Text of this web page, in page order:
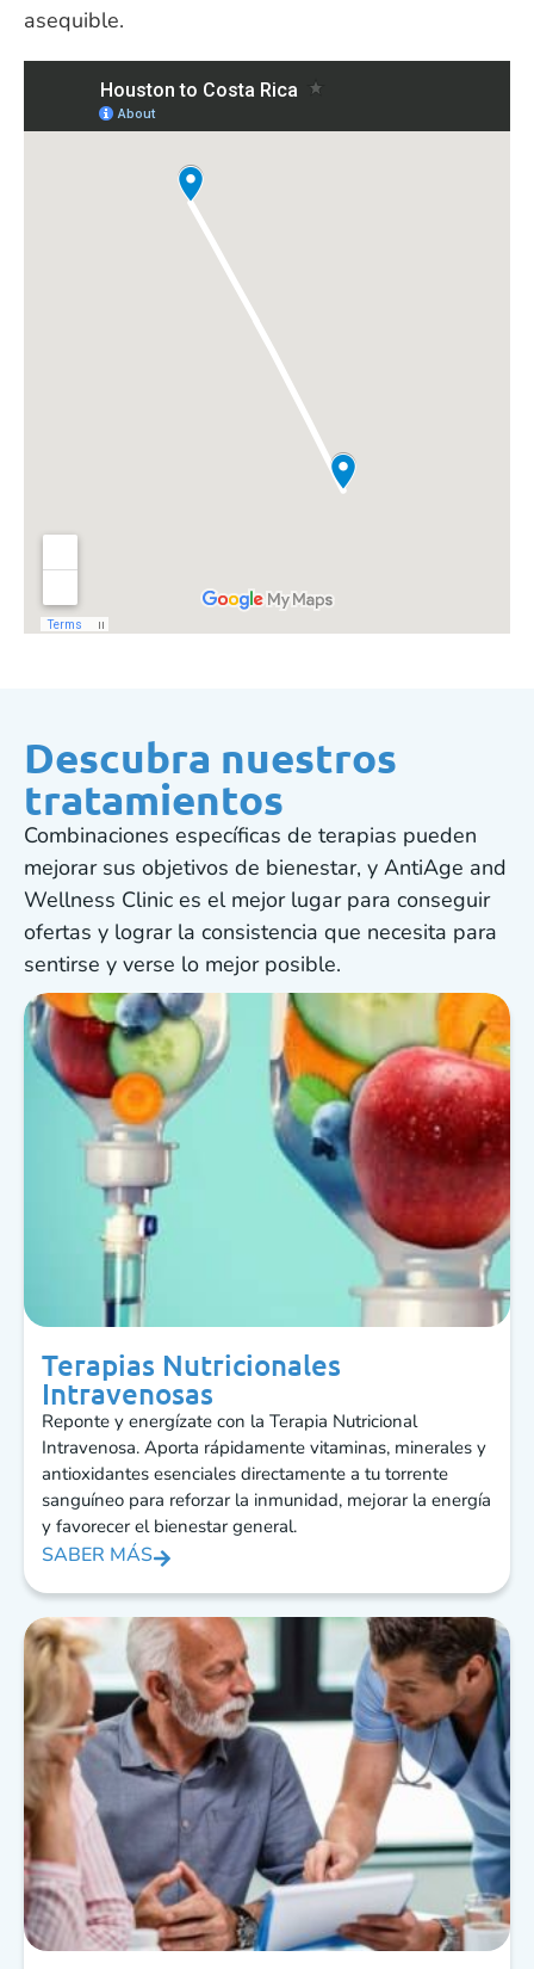
asequible.
Descubra nuestros
tratamientos
Combinaciones específicas de terapias pueden
mejorar sus objetivos de bienestar, y AntiAge and
Wellness Clinic es el mejor lugar para conseguir
ofertas y lograr la consistencia que necesita para
sentirse y verse lo mejor posible.
Terapias Nutricionales
Intravenosas
Reponte y energízate con la Terapia Nutricional
Intravenosa. Aporta rápidamente vitaminas, minerales y
antioxidantes esenciales directamente a tu torrente
sanguíneo para reforzar la inmunidad, mejorar la energía
y favorecer el bienestar general.
SABER MÁS